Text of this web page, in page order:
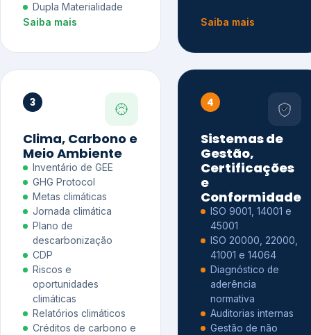
Dupla Materialidade
Saiba mais
Saiba mais
3
Clima, Carbono e
Meio Ambiente
Inventário de GEE
GHG Protocol
Metas climáticas
Jornada climática
Plano de
descarbonização
CDP
Riscos e
oportunidades
climáticas
Relatórios climáticos
Créditos de carbono e
4
Sistemas de
Gestão,
Certificações
e
Conformidade
ISO 9001, 14001 e
45001
ISO 20000, 22000,
41001 e 14064
Diagnóstico de
aderência
normativa
Auditorias internas
Gestão de não